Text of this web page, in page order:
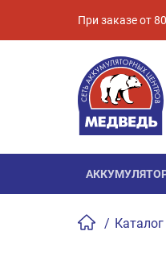
При заказе от
/ Каталог